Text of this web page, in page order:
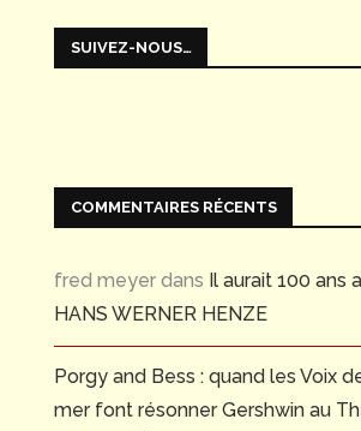
SUIVEZ-NOUS…
COMMENTAIRES RÉCENTS
fred meyer dans Il aurait 100 ans
HANS WERNER HENZE
Porgy and Bess : quand les Voix
mer font résonner Gershwin au